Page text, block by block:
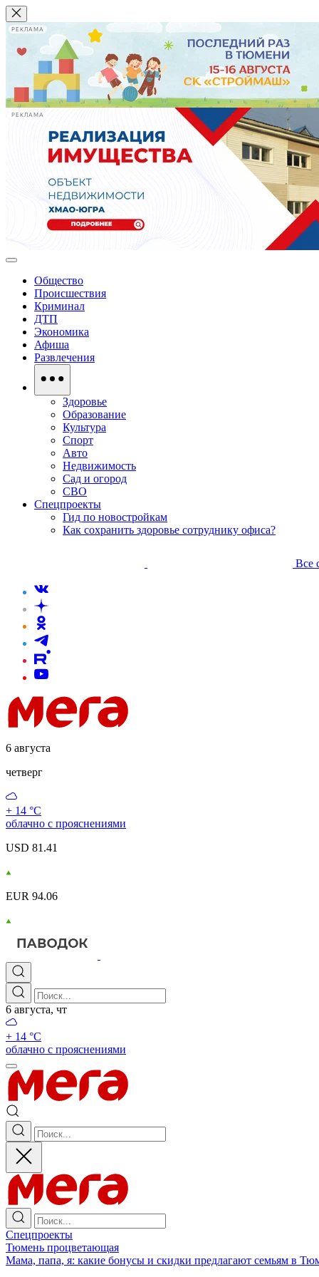
РЕКЛАМА
РЕКЛАМА
Общество
Происшествия
Криминал
ДТП
Экономика
Афиша
Развлечения
Здоровье
Образование
Культура
Спорт
Авто
Недвижимость
Сад и огород
СВО
Спецпроекты
Гид по новостройкам
Как сохранить здоровье сотруднику офиса?
Все
6 августа
четверг
+ 14 °С
облачно с прояснениями
USD 81.41
EUR 94.06
6 августа, чт
+ 14 °С
облачно с прояснениями
Спецпроекты
Тюмень процветающая
Мама, папа, я: какие бонусы и скидки предлагают семьям в